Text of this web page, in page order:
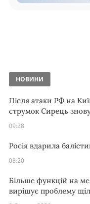
НОВИНИ
Після атаки РФ на
струмок Сирець
09:28
Росія вдарила
08:20
Більше функцій на
вирішує проблему